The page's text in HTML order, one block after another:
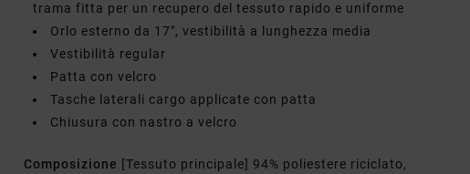
trama fitta per un recupero del tessuto rapido e uniforme
Orlo esterno da 17", vestibilità a lunghezza media
Vestibilità regular
Patta con velcro
Tasche laterali cargo applicate con patta
Chiusura con nastro a velcro
Composizione [Tessuto principale] 94% poliestere riciclato,